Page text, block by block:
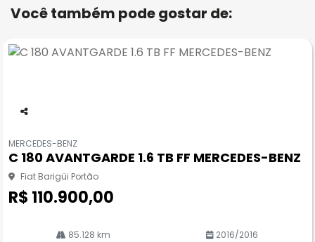
Você também pode gostar de:
pa
rtil
he
MERCEDES-BENZ
C 180 AVANTGARDE 1.6 TB FF MERCEDES-BENZ
Fiat Barigüi Portão
R$ 110.900,00
85.128 km 2016/2016